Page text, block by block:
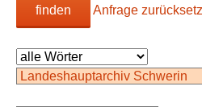
finden Anfrage